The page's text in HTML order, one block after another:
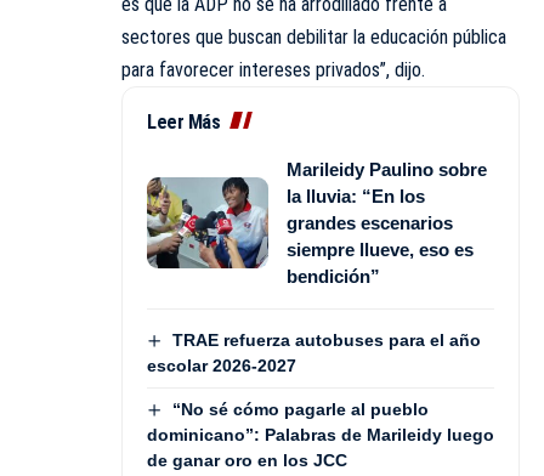
sectores que buscan debilitar la educación pública
para favorecer intereses privados”, dijo.
Leer Más
Marileidy Paulino sobre
la lluvia: “En los
grandes escenarios
siempre llueve, eso es
bendición”
TRAE refuerza autobuses para el año
escolar 2026-2027
“No sé cómo pagarle al pueblo
dominicano”: Palabras de Marileidy luego
de ganar oro en los JCC